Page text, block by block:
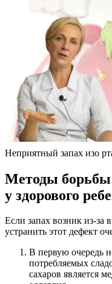
Неприятный запах изо
Методы борьбы
у здорового
Если запах возник из-
устранить этот дефект
В первую очередь
потребляемых
сахаров является